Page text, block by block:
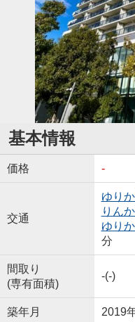
基本情報
価格 -
交通
ゆり
りん
ゆり
分
間取り
(専有面積)
-(-)
築年月 2019